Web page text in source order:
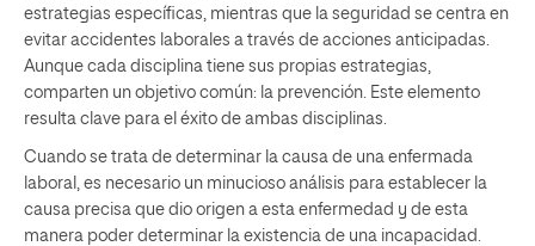
estrategias específicas, mientras que la seguridad se centra en
evitar accidentes laborales a través de acciones anticipadas.
Aunque cada disciplina tiene sus propias estrategias,
comparten un objetivo común: la prevención. Este elemento
resulta clave para el éxito de ambas disciplinas.
Cuando se trata de determinar la causa de una enfermada
laboral, es necesario un minucioso análisis para establecer la
causa precisa que dio origen a esta enfermedad y de esta
manera poder determinar la existencia de una incapacidad.